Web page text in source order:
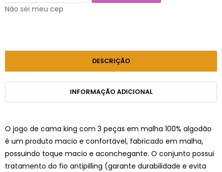
Não sei meu cep
DESCRIÇÃO
INFORMAÇÃO ADICIONAL
O jogo de cama king com 3 peças em malha 100% algodão
é um produto macio e confortável, fabricado em malha,
possuindo toque macio e aconchegante. O conjunto possui
tratamento do fio antipilling (garante durabilidade e evita